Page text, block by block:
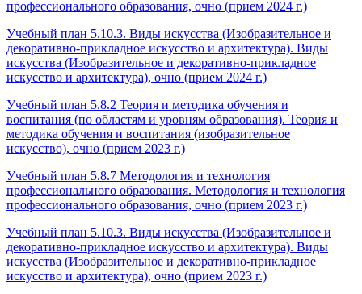
профессионального образования, очно (прием 2024 г.)
Учебный план 5.10.3. Виды искусства (Изобразительное и
декоративно-прикладное искусство и архитектура). Виды
искусства (Изобразительное и декоративно-прикладное
искусство и архитектура), очно (прием 2024 г.)
Учебный план 5.8.2 Теория и методика обучения и
воспитания (по областям и уровням образования). Теория и
методика обучения и воспитания (изобразительное
искусство), очно (прием 2023 г.)
Учебный план 5.8.7 Методология и технология
профессионального образования. Методология и технология
профессионального образования, очно (прием 2023 г.)
Учебный план 5.10.3. Виды искусства (Изобразительное и
декоративно-прикладное искусство и архитектура). Виды
искусства (Изобразительное и декоративно-прикладное
искусство и архитектура), очно (прием 2023 г.)